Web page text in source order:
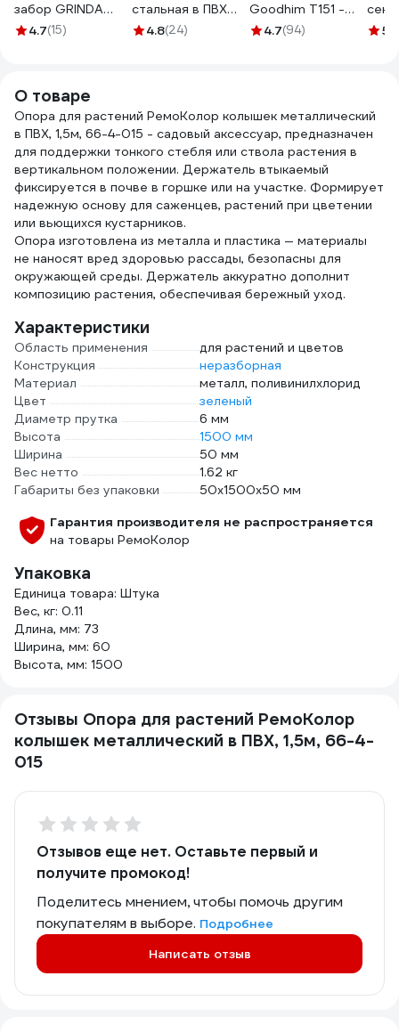
забор GRINDA
РЕНЕССАНС
4.7(15)
стальная в ПВХ
зелёный 25 м
4.8(24)
Goodhim T151 -
2,5кг 27962
4.7(94) 5
О товаре
Опора для растений РемоКолор колышек металлический
в ПВХ, 1,5м, 66-4-015 - садовый аксессуар, предназначен
для поддержки тонкого стебля или ствола растения в
вертикальном положении. Держатель втыкаемый
фиксируется в почве в горшке или на участке. Формирует
надежную основу для саженцев, растений при цветении
или вьющихся кустарников.
Опора изготовлена из металла и пластика — материалы
не наносят вред здоровью рассады, безопасны для
окружающей среды. Держатель аккуратно дополнит
композицию растения, обеспечивая бережный уход.
Характеристики
Область применения
для растений и цветов
Конструкция
неразборная
Материал
металл, поливинилхлорид
Цвет
зеленый
Диаметр прутка
6 мм
Высота
1500 мм
Ширина
50 мм
Вес нетто
1.62 кг
Габариты без упаковки
50х1500х50 мм
Гарантия производителя не распространяется
на товары РемоКолор
Упаковка
Единица товара: Штука
Вес, кг: 0.11
Длина, мм: 73
Ширина, мм: 60
Высота, мм: 1500
Отзывы Опора для растений РемоКолор
колышек металлический в ПВХ, 1,5м, 66-4-
015
Отзывов еще нет. Оставьте первый и
получите промокод!
Поделитесь мнением, чтобы помочь другим
покупателям в выборе. Подробнее
Написать отзыв